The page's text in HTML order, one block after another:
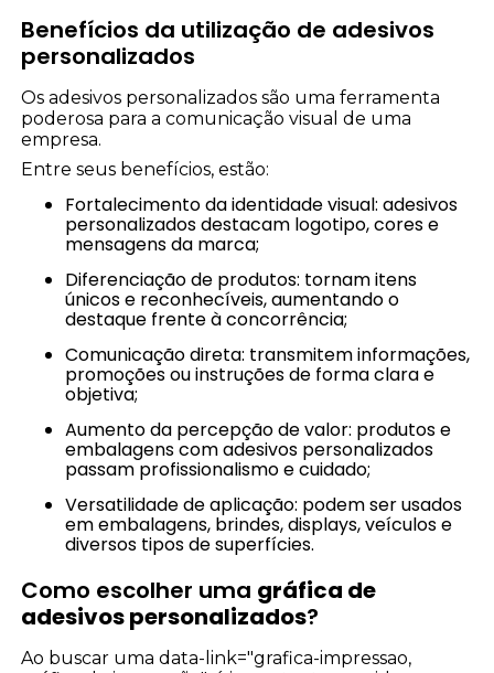
Benefícios da utilização de adesivos
personalizados
Os adesivos personalizados são uma ferramenta
poderosa para a comunicação visual de uma
empresa.
Entre seus benefícios, estão:
Fortalecimento da identidade visual: adesivos
personalizados destacam logotipo, cores e
mensagens da marca;
Diferenciação de produtos: tornam itens
únicos e reconhecíveis, aumentando o
destaque frente à concorrência;
Comunicação direta: transmitem informações,
promoções ou instruções de forma clara e
objetiva;
Aumento da percepção de valor: produtos e
embalagens com adesivos personalizados
passam profissionalismo e cuidado;
Versatilidade de aplicação: podem ser usados
em embalagens, brindes, displays, veículos e
diversos tipos de superfícies.
Como escolher uma gráfica de
adesivos personalizados?
Ao buscar uma data-link="grafica-impressao,